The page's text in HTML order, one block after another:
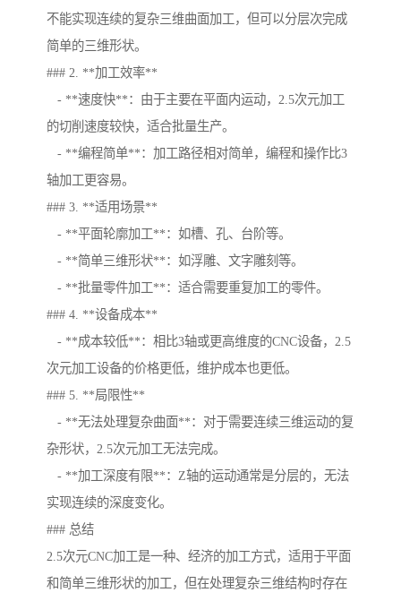
不能实现连续的复杂三维曲面加工，但可以分层次完成
简单的三维形状。
### 2. **加工效率**
- **速度快**：由于主要在平面内运动，2.5次元加工
的切削速度较快，适合批量生产。
- **编程简单**：加工路径相对简单，编程和操作比3
轴加工更容易。
### 3. **适用场景**
- **平面轮廓加工**：如槽、孔、台阶等。
- **简单三维形状**：如浮雕、文字雕刻等。
- **批量零件加工**：适合需要重复加工的零件。
### 4. **设备成本**
- **成本较低**：相比3轴或更高维度的CNC设备，2.5
次元加工设备的价格更低，维护成本也更低。
### 5. **局限性**
- **无法处理复杂曲面**：对于需要连续三维运动的复
杂形状，2.5次元加工无法完成。
- **加工深度有限**：Z轴的运动通常是分层的，无法
实现连续的深度变化。
### 总结
2.5次元CNC加工是一种、经济的加工方式，适用于平面
和简单三维形状的加工，但在处理复杂三维结构时存在